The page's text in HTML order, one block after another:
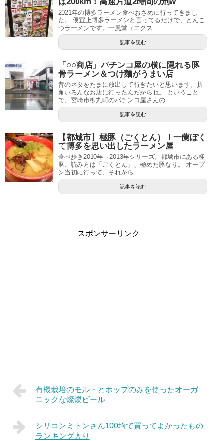
は200km！高速片道2時間の刑w
2021年の博多ラーメン食べおさめに行ってきまし
た。 便宜上博多ラーメンと言ってるだけで、とんこ
つラーメンです。一風堂（エクス...
記事を読む
「○○商店」パチンコ屋の横に隠れる豚
骨ラーメン＆つけ麺がうまい店
昔のネタをたまに放出して行きたいと思います。折
角いろんなお店に行ったんだからね。 ということ
で、宮崎市柳丸町のパチンコ屋さんの...
記事を読む
【都城市】極豚（ごくとん）！一蘭ぽく
て博多を思い出したラーメン屋
食べ歩き2010年～2013年シリーズ。都城市にある極
豚、読み方は「ごくとん」、極めた豚なり。 オープ
ン当初に行って、それから...
記事を読む
スポンサーリンク
有機栽培のモルトとホップのみを使ったオーガ
ニックな燦燦ビール
シリコンミトンさん100均で買ってよかったもの
ランキング入り